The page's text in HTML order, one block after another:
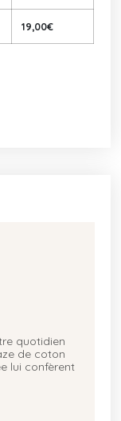
19,00€
quotidien
de coton
lui confèrent